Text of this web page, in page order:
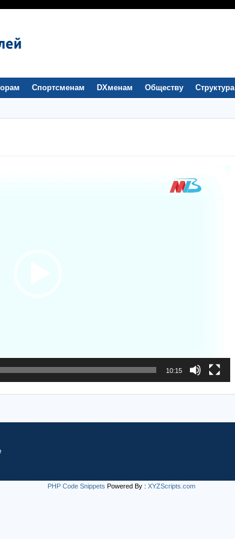
Спортсменам DXменам Обществу Структура
10:15
PHP Code Snippets Powered By : XYZScripts.com